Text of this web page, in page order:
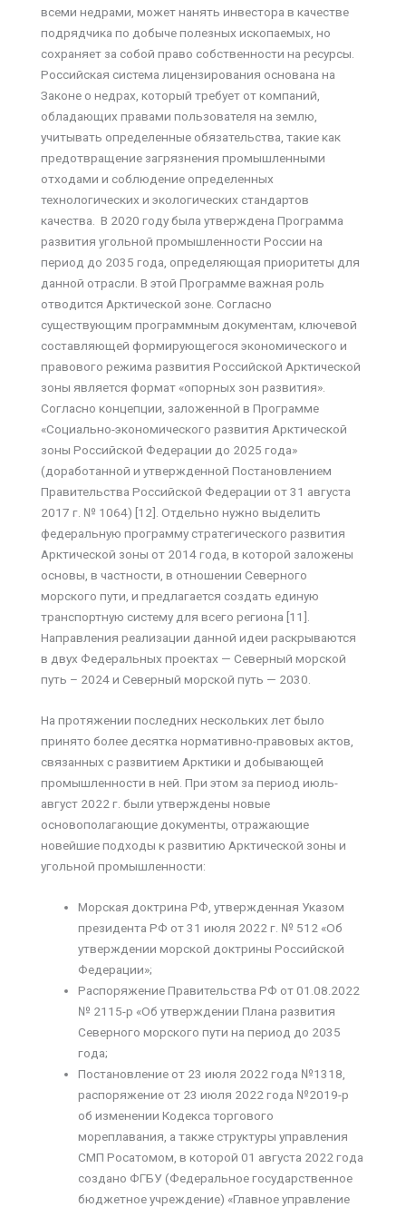
всеми недрами, может нанять инвестора в качестве
подрядчика по добыче полезных ископаемых, но
сохраняет за собой право собственности на ресурсы.
Российская система лицензирования основана на
Законе о недрах, который требует от компаний,
обладающих правами пользователя на землю,
учитывать определенные обязательства, такие как
предотвращение загрязнения промышленными
отходами и соблюдение определенных
технологических и экологических стандартов
качества. В 2020 году была утверждена Программа
развития угольной промышленности России на
период до 2035 года, определяющая приоритеты для
данной отрасли. В этой Программе важная роль
отводится Арктической зоне. Согласно
существующим программным документам, ключевой
составляющей формирующегося экономического и
правового режима развития Российской Арктической
зоны является формат «опорных зон развития».
Согласно концепции, заложенной в Программе
«Социально-экономического развития Арктической
зоны Российской Федерации до 2025 года»
(доработанной и утвержденной Постановлением
Правительства Российской Федерации от 31 августа
2017 г. № 1064) [12]. Отдельно нужно выделить
федеральную программу стратегического развития
Арктической зоны от 2014 года, в которой заложены
основы, в частности, в отношении Северного
морского пути, и предлагается создать единую
транспортную систему для всего региона [11].
Направления реализации данной идеи раскрываются
в двух Федеральных проектах — Северный морской
путь – 2024 и Северный морской путь — 2030.
На протяжении последних нескольких лет было
принято более десятка нормативно-правовых актов,
связанных с развитием Арктики и добывающей
промышленности в ней. При этом за период июль-
август 2022 г. были утверждены новые
основополагающие документы, отражающие
новейшие подходы к развитию Арктической зоны и
угольной промышленности:
Морская доктрина РФ, утвержденная Указом
президента РФ от 31 июля 2022 г. № 512 «Об
утверждении морской доктрины Российской
Федерации»;
Распоряжение Правительства РФ от 01.08.2022
№ 2115-р «Об утверждении Плана развития
Северного морского пути на период до 2035
года;
Постановление от 23 июля 2022 года №1318,
распоряжение от 23 июля 2022 года №2019-р
об изменении Кодекса торгового
мореплавания, а также структуры управления
СМП Росатомом, в которой 01 августа 2022 года
создано ФГБУ (Федеральное государственное
бюджетное учреждение) «Главное управление